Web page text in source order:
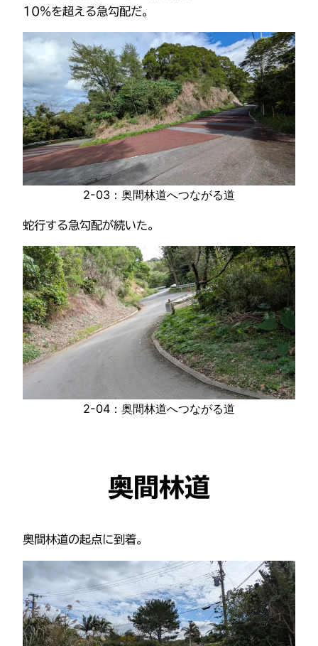
10％を超える急勾配だ。
2-03：奥間林道へつながる道
蛇行する急勾配が続いた。
2-04：奥間林道へつながる道
奥間林道
奥間林道の起点に到着。